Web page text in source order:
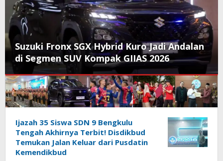
Suzuki Fronx SGX Hybrid Kuro Jadi Andalan
di Segmen SUV Kompak GIIAS 2026
Klik
Info
Berita
Ijazah 35 Siswa SDN 9 Bengkulu
Tengah Akhirnya Terbit! Disdikbud
Temukan Jalan Keluar dari Pusdatin
Kemendikbud